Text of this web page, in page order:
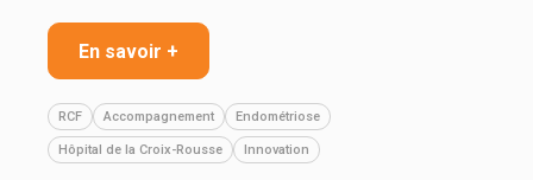
En savoir +
RCF Accompagnement Endométriose
Hôpital de la Croix-Rousse Innovation